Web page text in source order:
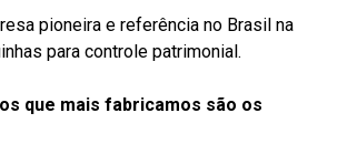
pioneira e referência no Brasil na
para controle patrimonial.
que mais fabricamos são os